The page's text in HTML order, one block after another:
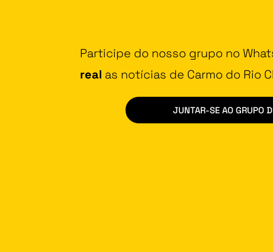
Participe do nosso grupo no
real as notícias de Carmo do Rio
JUNTAR-SE AO GRUPO